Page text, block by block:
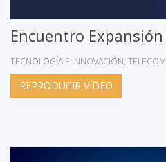
Encuentro
TECNOLOGÍA E INNOVACIÓN
REPRODUCIR VÍDEO